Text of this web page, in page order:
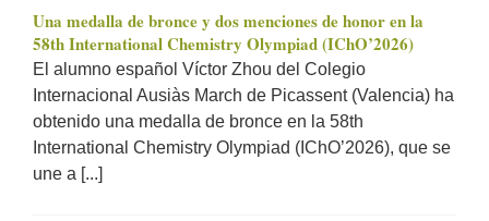
Una medalla de bronce y dos menciones de honor en la
58th International Chemistry Olympiad (IChO’2026)
El alumno español Víctor Zhou del Colegio
Internacional Ausiàs March de Picassent (Valencia) ha
obtenido una medalla de bronce en la 58th
International Chemistry Olympiad (IChO’2026), que se
une a [...]